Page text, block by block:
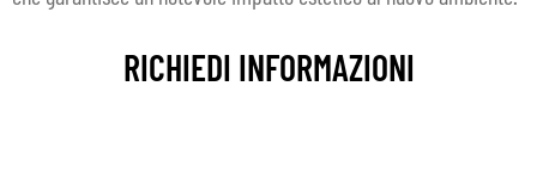
RICHIEDI INFORMAZIONI